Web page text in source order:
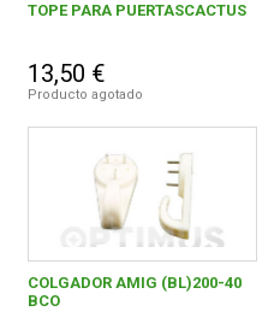
TOPE PARA PUERTASCACTUS
13,50 €
Producto agotado
COLGADOR AMIG (BL)200-40
BCO